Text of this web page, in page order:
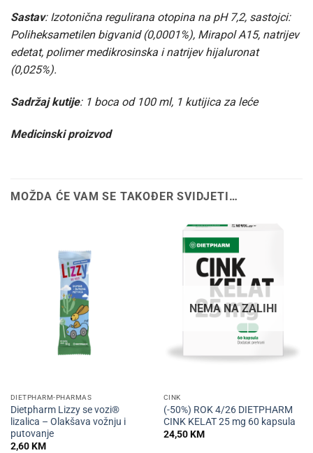
Sastav: Izotonična regulirana otopina na pH 7,2, sastojci:
Poliheksametilen bigvanid (0,0001%), Mirapol A15, natrijev
edetat, polimer medikrosinska i natrijev hijaluronat
(0,025%).
Sadržaj kutije: 1 boca od 100 ml, 1 kutijica za leće
Medicinski proizvod
MOŽDA ĆE VAM SE TAKOĐER SVIDJETI…
DIETPHARM-PHARMAS
Dietpharm Lizzy se vozi®
lizalica – Olakšava vožnju i
putovanje
2,60KM
NEMA NA ZALIHI
CINK
(-50%) ROK 4/26 DIETPHARM
CINK KELAT 25 mg 60 kapsula
24,50KM